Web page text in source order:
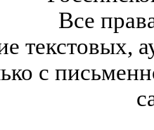
Все
текстовых,
с